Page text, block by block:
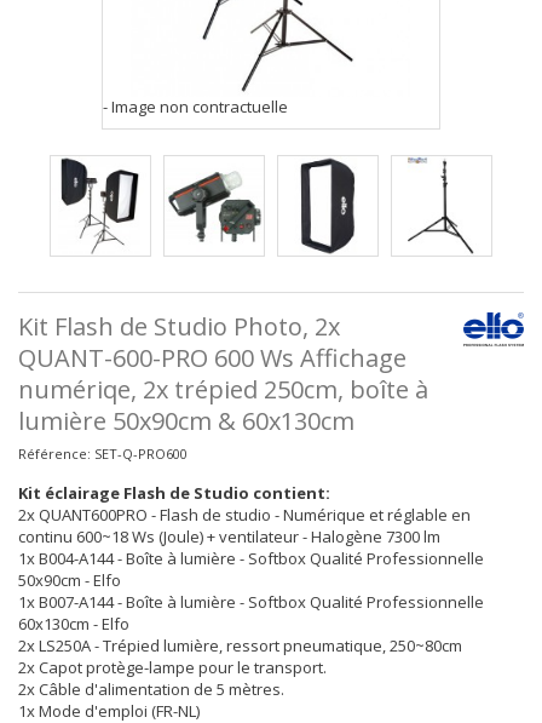
- Image non contractuelle
Kit Flash de Studio Photo, 2x
QUANT-600-PRO 600 Ws Affichage
numériqe, 2x trépied 250cm, boîte à
lumière 50x90cm & 60x130cm
Référence: SET-Q-PRO600
Kit éclairage Flash de Studio contient:
2x QUANT600PRO - Flash de studio - Numérique et réglable en
continu 600~18 Ws (Joule) + ventilateur - Halogène 7300 lm
1x B004-A144 - Boîte à lumière - Softbox Qualité Professionnelle
50x90cm - Elfo
1x B007-A144 - Boîte à lumière - Softbox Qualité Professionnelle
60x130cm - Elfo
2x LS250A - Trépied lumière, ressort pneumatique, 250~80cm
2x Capot protège-lampe pour le transport.
2x Câble d'alimentation de 5 mètres.
1x Mode d'emploi (FR-NL)